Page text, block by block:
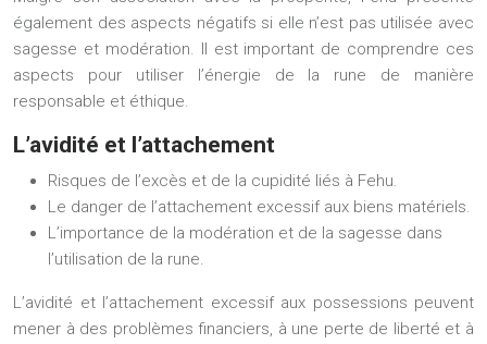
également des aspects négatifs si elle n’est pas utilisée avec
sagesse et modération. Il est important de comprendre ces
aspects pour utiliser l’énergie de la rune de manière
responsable et éthique.
L’avidité et l’attachement
Risques de l’excès et de la cupidité liés à Fehu.
Le danger de l’attachement excessif aux biens matériels.
L’importance de la modération et de la sagesse dans
l’utilisation de la rune.
L’avidité et l’attachement excessif aux possessions peuvent
mener à des problèmes financiers, à une perte de liberté et à